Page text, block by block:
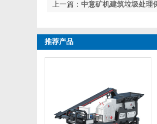
上一篇： 中意矿机建筑垃圾处理
推荐产品